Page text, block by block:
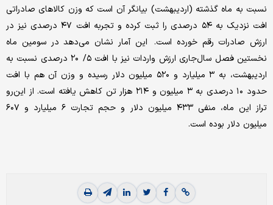
نسبت به ماه گذشته (اردیبهشت) بیانگر آن است که وزن کالاهای صادراتی
افت نزدیک به ۵۴ درصدی را ثبت کرده و تجربه افت ۴۷ درصدی نیز در
ارزش صادرات رقم خورده است. این آمار نشان می‌دهد در سومین ماه
نخستین فصل سال‌جاری ارزش واردات نیز با افت ۵/ ۲۰ درصدی نسبت به
اردیبهشت، به ۳ میلیارد و ۵۲۰ میلیون دلار رسیده و وزن آن هم با افت
حدود ۱۰ درصدی به ۳ میلیون و ۲۱۴ هزار تن کاهش یافته است. از این‌رو
تراز این ماه، منفی ۴۳۳ میلیون دلار و حجم تجارت ۶ میلیارد و ۶۰۷
میلیون دلار بوده است.